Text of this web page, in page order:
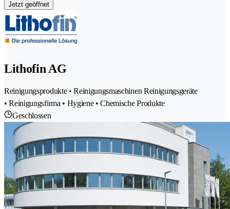
Jetzt geöffnet
Lithofin AG
Reinigungsprodukte • Reinigungsmaschinen Reinigungsgeräte
• Reinigungsfirma • Hygiene • Chemische Produkte
Geschlossen